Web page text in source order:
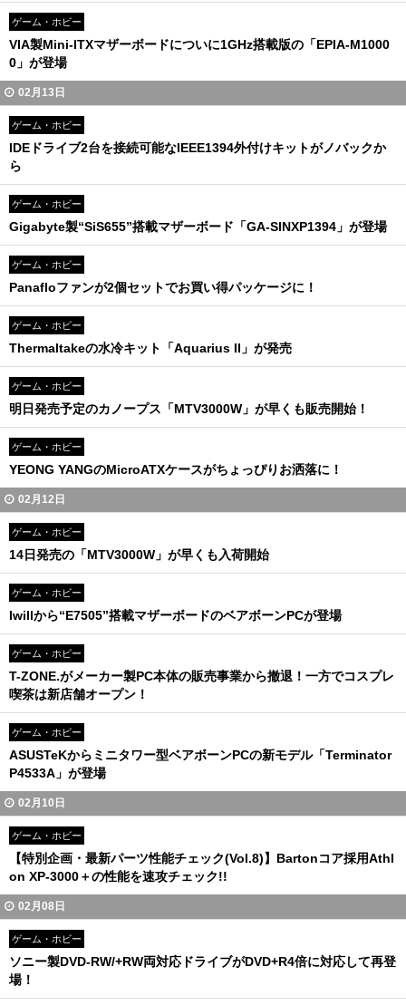
ゲーム・ホビー
VIA製Mini-ITXマザーボードについに1GHz搭載版の「EPIA-M1000
0」が登場
02月13日
ゲーム・ホビー
IDEドライブ2台を接続可能なIEEE1394外付けキットがノバックか
ら
ゲーム・ホビー
Gigabyte製“SiS655”搭載マザーボード「GA-SINXP1394」が登場
ゲーム・ホビー
Panafloファンが2個セットでお買い得パッケージに！
ゲーム・ホビー
Thermaltakeの水冷キット「Aquarius II」が発売
ゲーム・ホビー
明日発売予定のカノープス「MTV3000W」が早くも販売開始！
ゲーム・ホビー
YEONG YANGのMicroATXケースがちょっぴりお洒落に！
02月12日
ゲーム・ホビー
14日発売の「MTV3000W」が早くも入荷開始
ゲーム・ホビー
Iwillから“E7505”搭載マザーボードのベアボーンPCが登場
ゲーム・ホビー
T-ZONE.がメーカー製PC本体の販売事業から撤退！一方でコスプレ
喫茶は新店舗オープン！
ゲーム・ホビー
ASUSTeKからミニタワー型ベアボーンPCの新モデル「Terminator
P4533A」が登場
02月10日
ゲーム・ホビー
【特別企画・最新パーツ性能チェック(Vol.8)】Bartonコア採用Athl
on XP-3000＋の性能を速攻チェック!!
02月08日
ゲーム・ホビー
ソニー製DVD-RW/+RW両対応ドライブがDVD+R4倍に対応して再登
場！